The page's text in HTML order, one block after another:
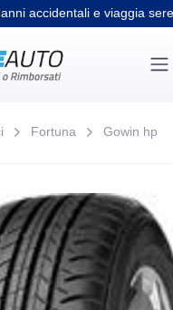
accidentali e viaggia
Fortuna Gowin hp